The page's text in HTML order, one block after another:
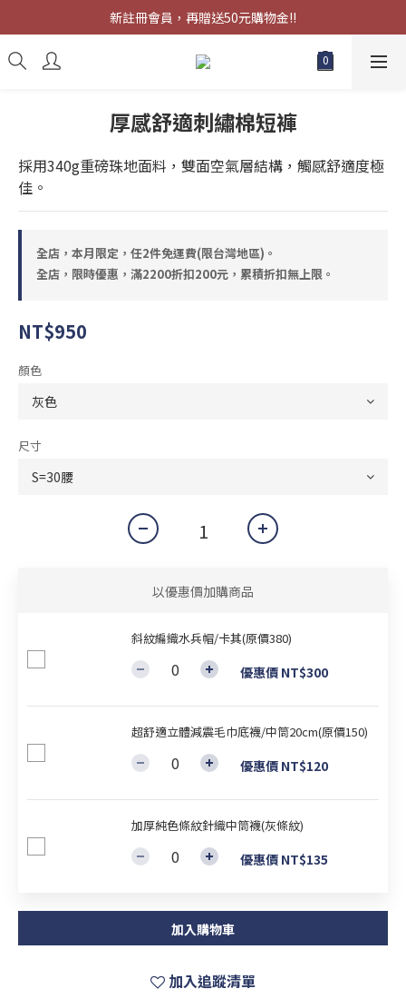
限時優惠，滿2200折扣200元，累積折扣無上限。
新註冊會員，再贈送50元購物金!!
限時優惠，滿2200折扣200元，累積折扣無上限。
厚感舒適刺繡棉短褲
採用340g重磅珠地面料，雙面空氣層結構，觸感舒適度極
佳。
全店，本月限定，任2件免運費(限台灣地區)。
全店，限時優惠，滿2200折扣200元，累積折扣無上限。
NT$950
顏色
尺寸
以優惠價加購商品
斜紋編織水兵帽/卡其(原價380)
優惠價 NT$300
超舒適立體減震毛巾底襪/中筒20cm(原價150)
優惠價 NT$120
加厚純色條紋針織中筒襪(灰條紋)
優惠價 NT$135
加入購物車
加入追蹤清單